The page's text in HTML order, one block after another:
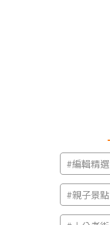
#編輯精選
#親子景點